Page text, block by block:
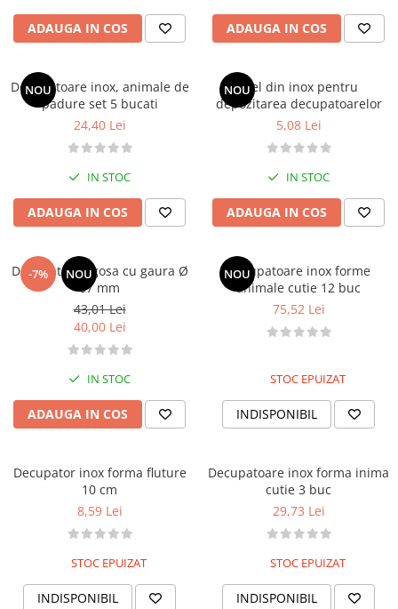
ADAUGA IN COS ADAUGA IN COS
NOU
Decupatoare inox, animale de
padure set 5 bucati
24,40 Lei
IN STOC
ADAUGA IN COS
NOUInel din inox pentru
depozitarea decupatoarelor
5,08 Lei
IN STOC
ADAUGA IN COS
-7% NOU
Decupator gogosa cu gaura Ø
67 mm
43,01 Lei
40,00 Lei
IN STOC
ADAUGA IN COS
NOU
Decupatoare inox forme
animale cutie 12 buc
75,52 Lei
STOC EPUIZAT
INDISPONIBIL
Decupator inox forma fluture
10 cm
8,59 Lei
STOC EPUIZAT
INDISPONIBIL
Decupatoare inox forma inima
cutie 3 buc
29,73 Lei
STOC EPUIZAT
INDISPONIBIL